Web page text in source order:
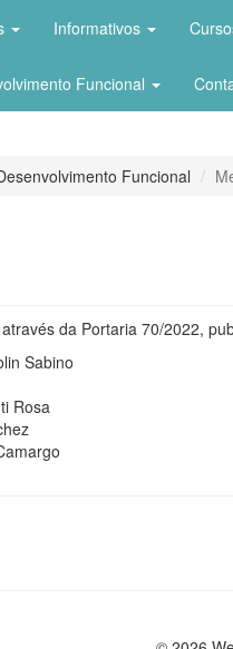
Informativos
Funcional
Funcional
da Portaria 70/2022,
Sabino
Rosa